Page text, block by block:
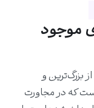
موجود
بزرگ‌ترین و
که در مجاورت